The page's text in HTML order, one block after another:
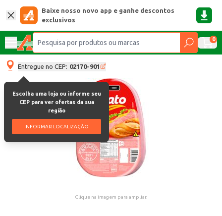
Baixe nosso novo app e ganhe descontos
exclusivos
0
Entregue no CEP: 02170-901
Escolha uma loja ou informe seu
CEP para ver ofertas da sua
região
INFORMAR LOCALIZAÇÃO
Clique na imagem para ampliar.